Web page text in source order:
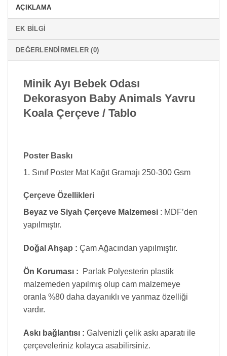
AÇIKLAMA
EK BILGI
DEĞERLENDIRMELER (0)
Minik Ayı Bebek Odası
Dekorasyon Baby Animals Yavru
Koala Çerçeve / Tablo
Poster Baskı
1. Sınıf Poster Mat Kağıt Gramajı 250-300 Gsm
Çerçeve Özellikleri
Beyaz ve Siyah Çerçeve Malzemesi : MDF’den
yapılmıştır.
Doğal Ahşap : Çam Ağacından yapılmıştır.
Ön Koruması :
Parlak Polyesterin plastik
malzemeden yapılmış olup cam malzemeye
oranla %80 daha dayanıklı ve yanmaz özelliği
vardır.
Askı bağlantısı : Galvenizli çelik askı aparatı ile
çerçeveleriniz kolayca asabilirsiniz.